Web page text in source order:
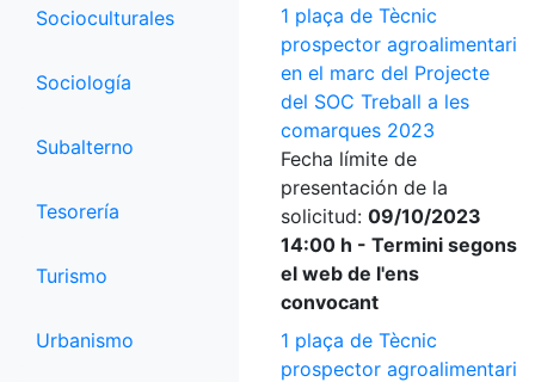
Socioculturales
Sociología
Subalterno
Tesorería
Turismo
Urbanismo
1 plaça de Tècnic
prospector agroalimentari
en el marc del Projecte
del SOC Treball a les
comarques 2023
Fecha límite de
presentación de la
solicitud: 09/10/2023
14:00 h - Termini segons
el web de l'ens
convocant
1 plaça de Tècnic
prospector agroalimentari